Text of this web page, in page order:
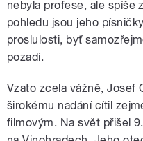
nebyla profese, ale spíše
pohledu jsou jeho
proslulosti, byť
pozadí.
Vzato zcela vážně, Josef
širokému nadání cítil
filmovým. Na svět přišel